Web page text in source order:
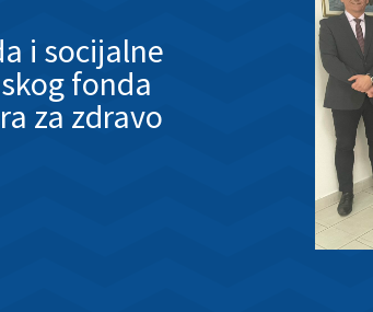
i socijalne
fonda
za zdravo